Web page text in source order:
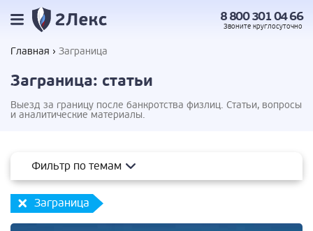
8 800 301 04 66
Звоните круглосуточно
Главная Заграница
Заграница: статьи
Выезд за границу после банкротства физлиц. Статьи, вопросы
и аналитические материалы.
Заграница
Фильтр по темам